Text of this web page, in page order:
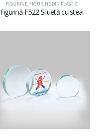
FIGURINE, FIGURINE DIN PLASTIC
Figurină F522 Siluetă cu stea